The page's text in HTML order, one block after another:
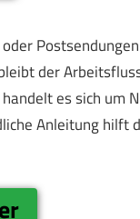
der
es sich um
Anleitung hilft